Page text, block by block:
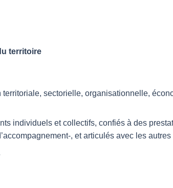
territoire
sectorielle, organisationnelle,
individuels et collectifs, confiés à des
, et articulés avec les